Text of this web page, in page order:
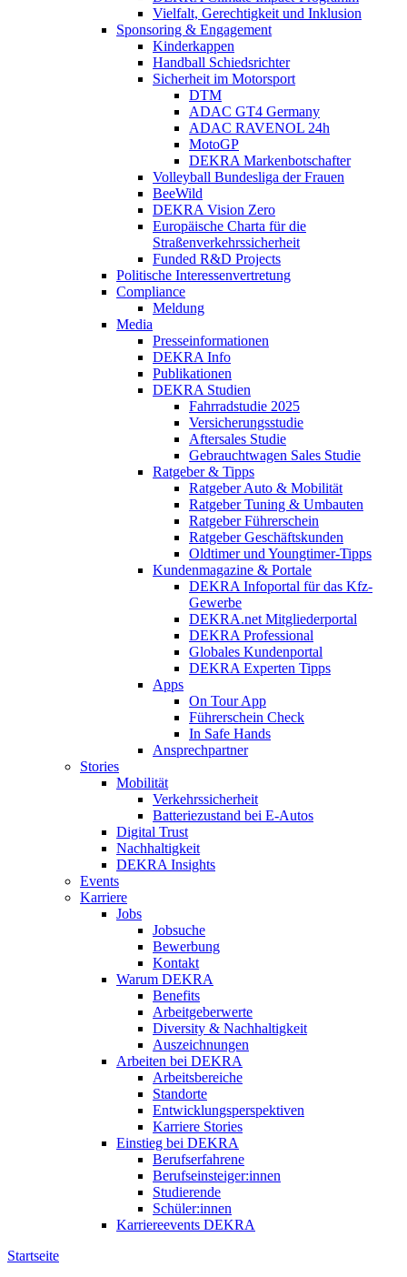
Vielfalt, Gerechtigkeit und Inklusion​
Sponsoring & Engagement
Kinderkappen
Handball Schiedsrichter
Sicherheit im Motorsport
DTM
ADAC GT4 Germany
ADAC RAVENOL 24h
MotoGP
DEKRA Markenbotschafter
Volleyball Bundesliga der Frauen
BeeWild
DEKRA Vision Zero
Europäische Charta für die
Straßenverkehrssicherheit
Funded R&D Projects
Politische Interessenvertretung
Compliance
Meldung
Media
Presseinformationen
DEKRA Info
Publikationen
DEKRA Studien
Fahrradstudie 2025
Versicherungsstudie
Aftersales Studie
Gebrauchtwagen Sales Studie
Ratgeber & Tipps
Ratgeber Auto & Mobilität
Ratgeber Tuning & Umbauten
Ratgeber Führerschein
Ratgeber Geschäftskunden
Oldtimer und Youngtimer-Tipps
Kundenmagazine & Portale
DEKRA Infoportal für das Kfz-
Gewerbe
DEKRA.net Mitgliederportal
DEKRA Professional
Globales Kundenportal
DEKRA Experten Tipps
Apps
On Tour App
Führerschein Check
In Safe Hands
Ansprechpartner
Stories
Mobilität
Verkehrssicherheit
Batteriezustand bei E-Autos
Digital Trust
Nachhaltigkeit
DEKRA Insights
Events
Karriere
Jobs
Jobsuche
Bewerbung
Kontakt
Warum DEKRA
Benefits
Arbeitgeberwerte
Diversity & Nachhaltigkeit
Auszeichnungen
Arbeiten bei DEKRA
Arbeitsbereiche
Standorte
Entwicklungsperspektiven
Karriere Stories
Einstieg bei DEKRA
Berufserfahrene
Berufseinsteiger:innen
Studierende
Schüler:innen
Karriereevents DEKRA
Startseite